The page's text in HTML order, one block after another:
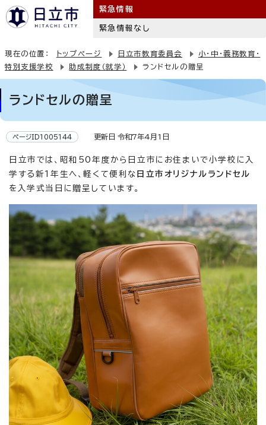
緊急情報
緊急情報なし
現在の位置： トップページ 日立市教育委員会
小・中・義務教育・
特別支援学校
助成制度（就学） ランドセルの贈呈
ランドセルの贈呈
ページID1005144 更新日 令和7年4月1日
日立市では、昭和50年度から日立市にお住まいで小学校に入
学する新1年生へ、軽くて便利な 日立市オリジナルランドセル
を入学式当日に贈呈しています。